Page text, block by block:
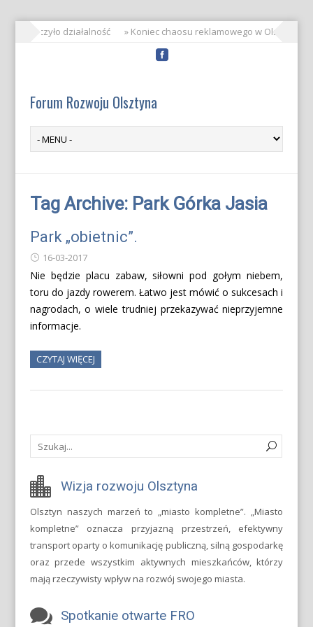
zakończyło działalność » Koniec chaosu reklamowego w Olsztynie!
Forum Rozwoju Olsztyna
Tag Archive: Park Górka Jasia
Park „obietnic”.
16-03-2017
Nie będzie placu zabaw, siłowni pod gołym niebem,
toru do jazdy rowerem. Łatwo jest mówić o sukcesach i
nagrodach, o wiele trudniej przekazywać nieprzyjemne
informacje.
CZYTAJ WIĘCEJ
Wizja rozwoju Olsztyna
Olsztyn naszych marzeń to „miasto kompletne”. „Miasto
kompletne” oznacza przyjazną przestrzeń, efektywny
transport oparty o komunikację publiczną, silną gospodarkę
oraz przede wszystkim aktywnych mieszkańców, którzy
mają rzeczywisty wpływ na rozwój swojego miasta.
Spotkanie otwarte FRO